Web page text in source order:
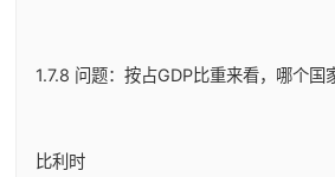
1.7.8 问题：按占GDP比重来看，哪个国
比利时